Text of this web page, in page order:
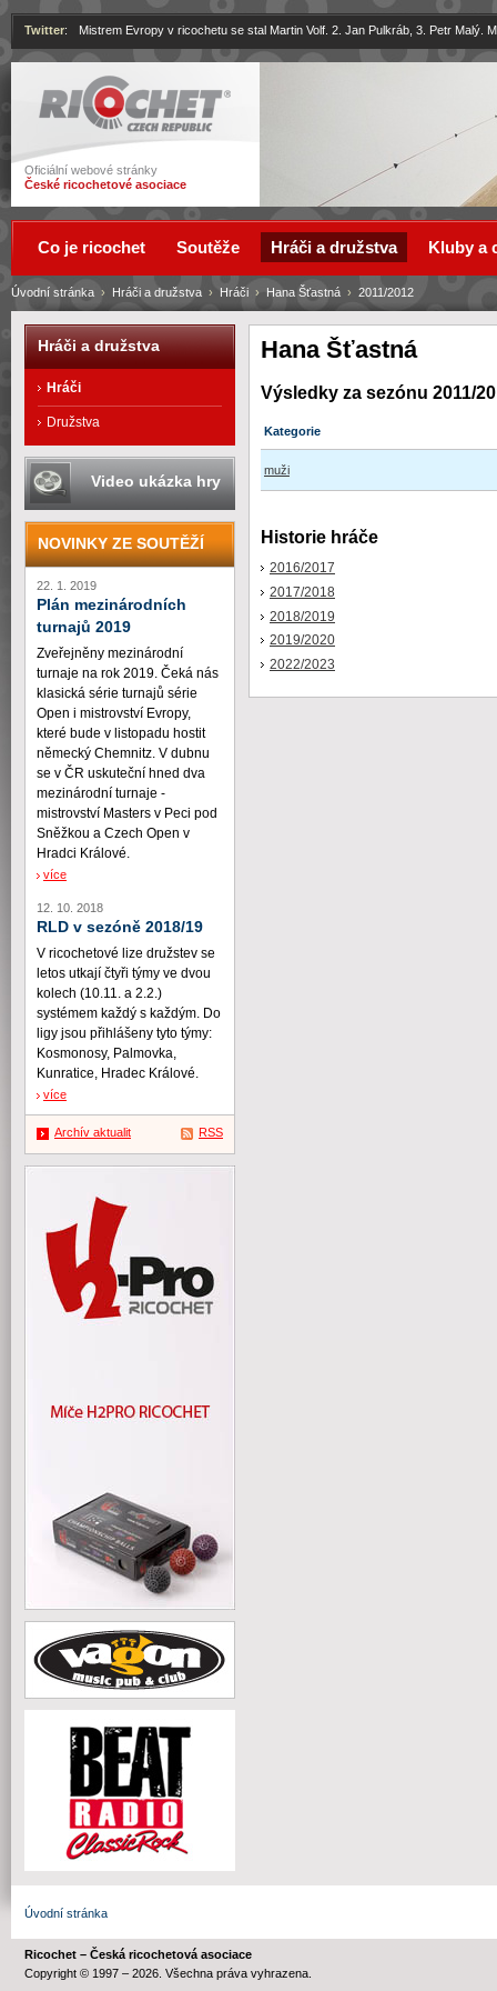
Ricochet
Oficiální webové stránky
České ricochetové asociace
Twitter: Mistrem Evropy v ricochetu se stal Martin Volf. 2. Jan Pulkráb, 3. Petr Malý.
Hana Šťastná
Výsledky za sezónu 2011/
Kategorie
muži
Historie hráče
2016/2017
2017/2018
2018/2019
2019/2020
2022/2023
Úvodní stránka › Hráči a družstva › Hráči › Hana Šťastná › 2011/2012
Co je ricochet Soutěže Hráči a družstva Kluby a
Hráči a družstva
Hráči
Družstva
Video ukázka hry
NOVINKY ZE SOUTĚŽÍ
22. 1. 2019
Plán mezinárodních
turnajů 2019
Zveřejněny mezinárodní
turnaje na rok 2019. Čeká nás
klasická série turnajů série
Open i mistrovství Evropy,
které bude v listopadu hostit
německý Chemnitz. V dubnu
se v ČR uskuteční hned dva
mezinárodní turnaje -
mistrovství Masters v Peci pod
Sněžkou a Czech Open v
Hradci Králové.
více
12. 10. 2018
RLD v sezóně 2018/19
V ricochetové lize družstev se
letos utkají čtyři týmy ve dvou
kolech (10.11. a 2.2.)
systémem každý s každým. Do
ligy jsou přihlášeny tyto týmy:
Kosmonosy, Palmovka,
Kunratice, Hradec Králové.
více
Archív aktualit RSS
Úvodní stránka
Ricochet – Česká ricochetová asociace
Copyright © 1997 – 2026. Všechna práva vyhrazena.